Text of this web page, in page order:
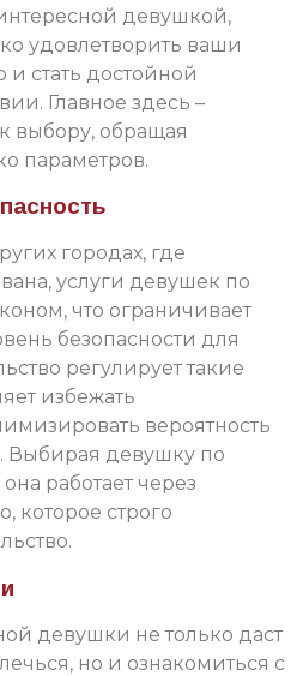
девушкой,
удовлетворить ваши
стать достойной
Главное здесь –
выбору, обращая
параметров.
городах, где
услуги девушек по
что ограничивает
безопасности для
регулирует такие
избежать
вероятность
Выбирая девушку по
работает через
которое строго
девушки не только даст
но и ознакомиться с